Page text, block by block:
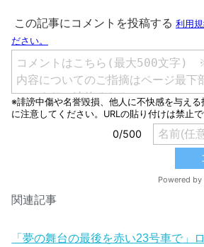
関連記事
「夢の舞台の最後を赤い23号車で」